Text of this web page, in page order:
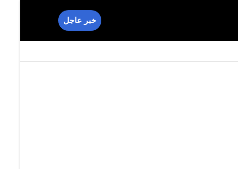
خبر عاجل